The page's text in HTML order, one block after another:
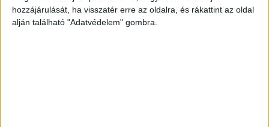
hozzájárulását, ha visszatér erre az oldalra, és rákattint az oldal
alján található "Adatvédelem" gombra.
azonban a rendőrök szolgálati gépjárművel nem
tudták megközelíteni a területet.